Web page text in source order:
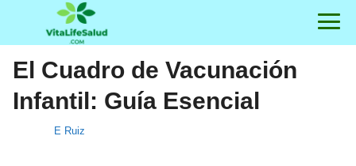
El Cuadro de Vacunación
Infantil: Guía Esencial
E Ruiz